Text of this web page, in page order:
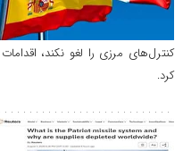
اسپانیا در
سوی ایتالیا
لغو نکند، اقدامات متقابلی را
آمریکا